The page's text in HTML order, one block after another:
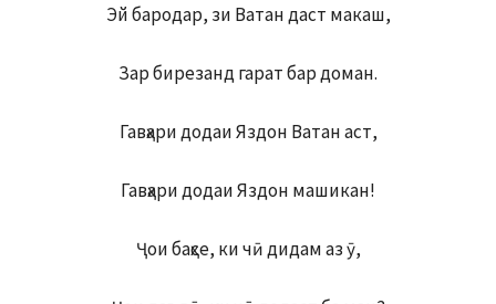
Эй бародар, зи Ватан даст макаш,
Зар бирезанд гарат бар доман.
Гавҳари додаи Яздон Ватан аст,
Гавҳари додаи Яздон машикан!
Ҷои баҳсе, ки чӣ дидам аз ӯ,